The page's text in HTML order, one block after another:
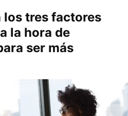
los tres factores
la hora de
ser más